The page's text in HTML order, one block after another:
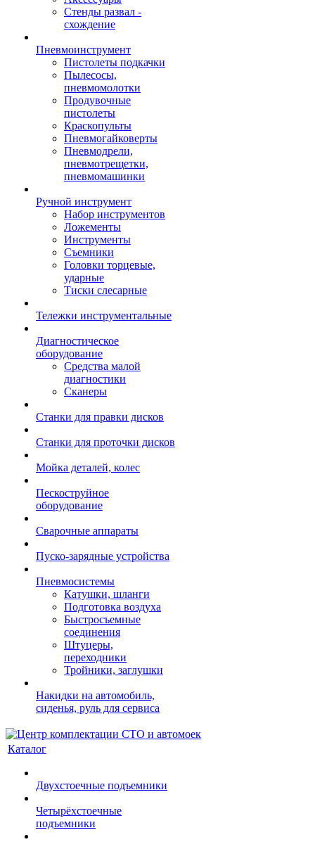
Стенды развал -
схождение
Пневмоинструмент
Пистолеты подкачки
Пылесосы,
пневмомолотки
Продувочные
пистолеты
Краскопульты
Пневмогайковерты
Пневмодрели,
пневмотрещетки,
пневмомашинки
Ручной инструмент
Набор инструментов
Ложементы
Инструменты
Съемники
Головки торцевые,
ударные
Тиски слесарные
Тележки инструментальные
Диагностическое
оборудование
Средства малой
диагностики
Сканеры
Станки для правки дисков
Станки для проточки дисков
Мойка деталей, колес
Пескоструйное
оборудование
Сварочные аппараты
Пуско-зарядные устройства
Пневмосистемы
Катушки, шланги
Подготовка воздуха
Быстросъемные
соединения
Штуцеры,
переходники
Тройники, заглушки
Накидки на автомобиль,
сиденья, руль для сервиса
Каталог
Двухстоечные подъемники
Четырёхстоечные
подъемники